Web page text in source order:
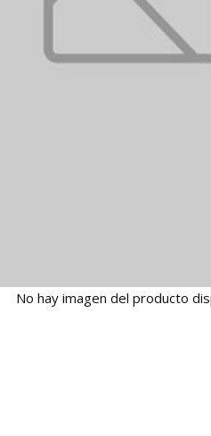
No hay imagen del producto